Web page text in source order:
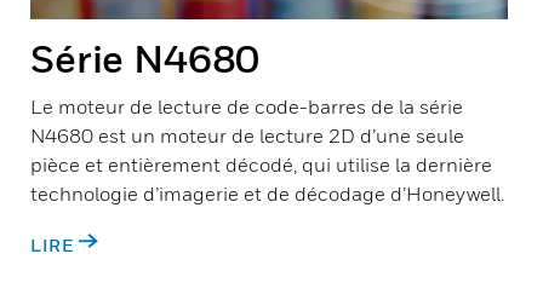
Série N4680
Le moteur de lecture de code-barres de la série
N4680 est un moteur de lecture 2D d’une seule
pièce et entièrement décodé, qui utilise la dernière
technologie d’imagerie et de décodage d’Honeywell.
LIRE